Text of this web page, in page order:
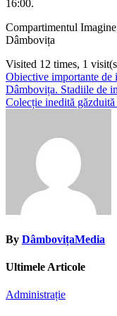
16:00.
Compartimentul
Dâmbovița
Visited 12 times, 1
Navigare
în
Obiective importante de
Dâmbovița. Stadiile de
Colecție inedită
By DâmbovițaMedia
Ultimele Articole
Administrație